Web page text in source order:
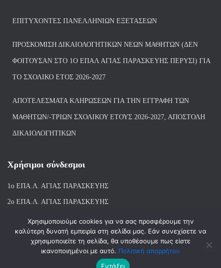
ΕΠΙΤΥΧΌΝΤΕΣ ΠΑΝΕΛΛΗΝΊΩΝ ΕΞΕΤΆΣΕΩΝ
ΠΡΟΣΚΌΜΙΣΗ ΔΙΚΑΙΟΛΟΓΗΤΙΚΏΝ ΝΈΩΝ ΜΑΘΗΤΏΝ (ΔΕΝ
ΦΟΙΤΟΎΣΑΝ ΣΤΟ 1Ο ΕΠΑΛ ΑΓΙΑΣ ΠΑΡΑΣΚΕΥΗΣ ΠΈΡΥΣΙ) ΓΙΑ
ΤΟ ΣΧΟΛΙΚΌ ΈΤΟΣ 2026-2027
ΑΠΟΤΕΛΈΣΜΑΤΑ ΚΛΗΡΏΣΕΩΝ ΓΙΑ ΤΗΝ ΕΓΓΡΑΦΉ ΤΩΝ
ΜΑΘΗΤΏΝ/-ΤΡΙΏΝ ΣΧΟΛΙΚΟΎ ΈΤΟΥΣ 2026-2027, ΑΠΟΣΤΟΛΉ
ΔΙΚΑΙΟΛΟΓΗΤΙΚΏΝ
Χρήσιμοι σύνδεσμοι
1ο ΕΠΑ.Λ. ΑΓΙΑΣ ΠΑΡΑΣΚΕΥΗΣ
2ο ΕΠΑ.Λ. ΑΓΙΑΣ ΠΑΡΑΣΚΕΥΗΣ
1ο Ε.Κ. ΑΓΙΑΣ ΠΑΡΑΣΚΕΥΗΣ
ΒΙΒΛΙΟΘΗΚΗ 1ου & 2ου ΕΠΑΛ ΑΓΙΑΣ ΠΑΡΑΣΚΕΥΗΣ
Χρησιμοποιούμε cookies για να σας προσφέρουμε την
καλύτερη δυνατή εμπειρία στη σελίδα μας. Εάν συνεχίσετε να
χρησιμοποιείτε τη σελίδα, θα υποθέσουμε πως είστε
ικανοποιημένοι με αυτό. Πολιτική απορρήτου
Εντάξει